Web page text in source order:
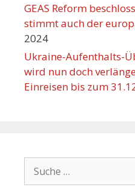
GEAS Reform
stimmt auch der
2024
Ukraine-Aufenthalts-
wird nun doch
Einreisen bis zum